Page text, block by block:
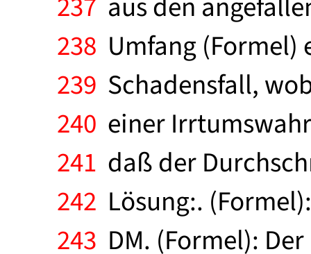
238 Umfang
239 Schadensfall,
240 einer
241 daß der
242 Lösung:.
243 DM. (Formel):